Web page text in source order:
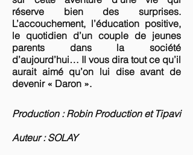
réserve bien des surprises.
L’accouchement, l’éducation positive,
le quotidien d’un couple de jeunes
parents dans la société
d’aujourd’hui… Il vous dira tout ce qu’il
aurait aimé qu’on lui dise avant de
devenir « Daron ».
Production : Robin Production et Tipavi
Auteur : SOLAY